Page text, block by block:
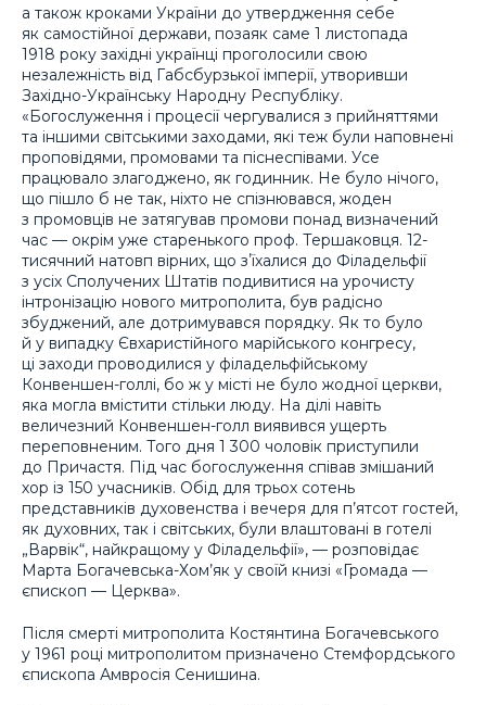
а також кроками України до утвердження себе
як самостійної держави, позаяк саме 1 листопада
1918 року західні українці проголосили свою
незалежність від Габсбурзької імперії, утворивши
Західно-Українську Народну Республіку.
«Богослуження і процесії чергувалися з прийняттями
та іншими світськими заходами, які теж були наповнені
проповідями, промовами та піснеспівами. Усе
працювало злагоджено, як годинник. Не було нічого,
що пішло б не так, ніхто не спізнювався, жоден
з промовців не затягував промови понад визначений
час — окрім уже старенького проф. Тершаковця. 12-
тисячний натовп вірних, що зʼїхалися до Філадельфії
з усіх Сполучених Штатів подивитися на урочисту
інтронізацію нового митрополита, був радісно
збуджений, але дотримувався порядку. Як то було
й у випадку Євхаристійного марійського конгресу,
ці заходи проводилися у філадельфійському
Конвеншен-голлі, бо ж у місті не було жодної церкви,
яка могла вмістити стільки люду. На ділі навіть
величезний Конвеншен-голл виявився ущерть
переповненим. Того дня 1 300 чоловік приступили
до Причастя. Під час богослуження співав змішаний
хор із 150 учасників. Обід для трьох сотень
представників духовенства і вечеря для п’ятсот гостей,
як духовних, так і світських, були влаштовані в готелі
„Варвік“, найкращому у Філадельфії», — розповідає
Марта Богачевська-Хом’як у своїй книзі «Громада —
єпископ — Церква».
Після смерті митрополита Костянтина Богачевського
у 1961 році митрополитом призначено Стемфордського
єпископа Амвросія Сенишина.